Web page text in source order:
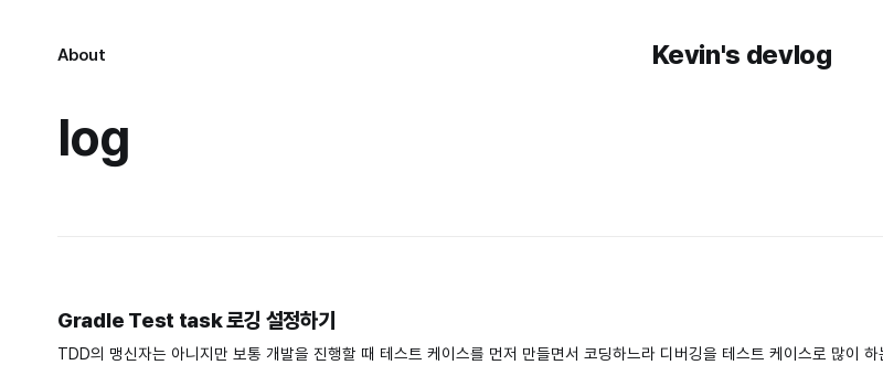
Kevin's devlog
About
log
Gradle Test task 로깅 설정하기
TDD의 맹신자는 아니지만 보통 개발을 진행할 때 테스트 케이스를 먼저 만들면서 코딩하느라 디버깅을 테스트 케이스로 많이